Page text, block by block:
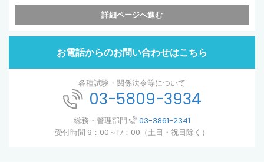
詳細ページへ進む
お電話からのお問い合わせはこちら
各種試験・関係法令等について
03-5809-3934
総務・管理部門
03-3861-2341
受付時間 9：00～17：00（土日・祝日除く）